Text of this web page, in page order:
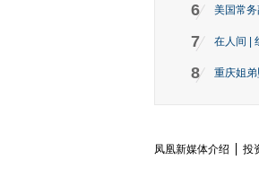
6 美国常
7 在人间 |
8 重庆姐
凤凰新媒体介绍 投